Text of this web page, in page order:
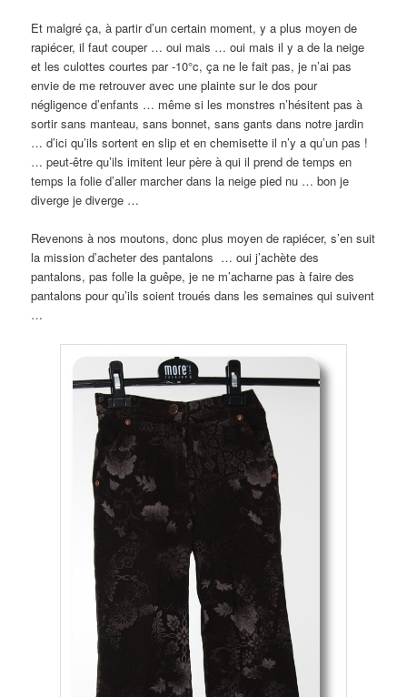
Et malgré ça, à partir d’un certain moment, y a plus moyen de
rapiécer, il faut couper … oui mais … oui mais il y a de la neige
et les culottes courtes par -10°c, ça ne le fait pas, je n’ai pas
envie de me retrouver avec une plainte sur le dos pour
négligence d’enfants … même si les monstres n’hésitent pas à
sortir sans manteau, sans bonnet, sans gants dans notre jardin
… d’ici qu’ils sortent en slip et en chemisette il n’y a qu’un pas !
… peut-être qu’ils imitent leur père à qui il prend de temps en
temps la folie d’aller marcher dans la neige pied nu … bon je
diverge je diverge …
Revenons à nos moutons, donc plus moyen de rapiécer, s’en suit
la mission d’acheter des pantalons … oui j’achète des
pantalons, pas folle la guêpe, je ne m’acharne pas à faire des
pantalons pour qu’ils soient troués dans les semaines qui suivent
…